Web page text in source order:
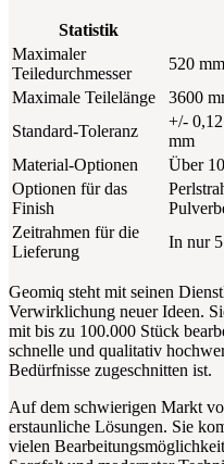
Statistik
Maximaler
Teiledurchmesser
520
Maximale Teilelänge
3600
Standard-Toleranz
+/-
mm
Material-Optionen
Über
Optionen für das
Finish
Zeitrahmen für die
Lieferung
In nur
Geomiq steht mit seinen
Verwirklichung neuer Ideen.
mit bis zu 100.000 Stück
schnelle und qualitativ
Bedürfnisse zugeschnitten ist.
Auf dem schwierigen Markt
erstaunliche Lösungen. Sie
vielen